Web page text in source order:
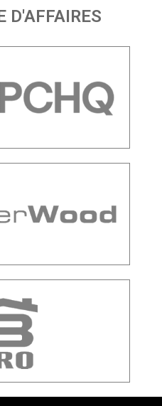
D'AFFAIRES